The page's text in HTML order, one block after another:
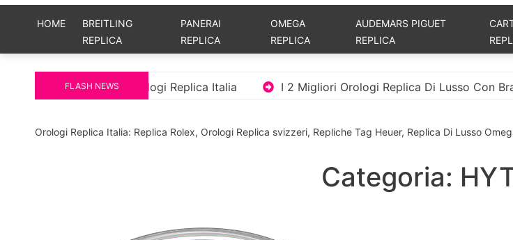
HOME
BREITLING
REPLICA
PANERAI
REPLICA
OMEGA
REPLICA
AUDEMARS PIGUET
REPLICA
FLASH NEWS
Calendar Orologi Replica Italia I 2 Migliori Orologi Replica Di Lusso Con Bracciale
Orologi Replica Italia: Replica Rolex, Orologi Replica svizzeri, Repliche Tag Heuer, Replica Di Lusso
Categoria: